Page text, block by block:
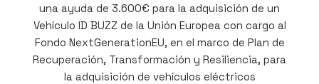
una ayuda de 3.600€ para la adquisición de un
Vehículo ID BUZZ de la Unión Europea con cargo al
Fondo NextGenerationEU, en el marco de Plan de
Recuperación, Transformación y Resiliencia, para
la adquisición de vehículos eléctricos